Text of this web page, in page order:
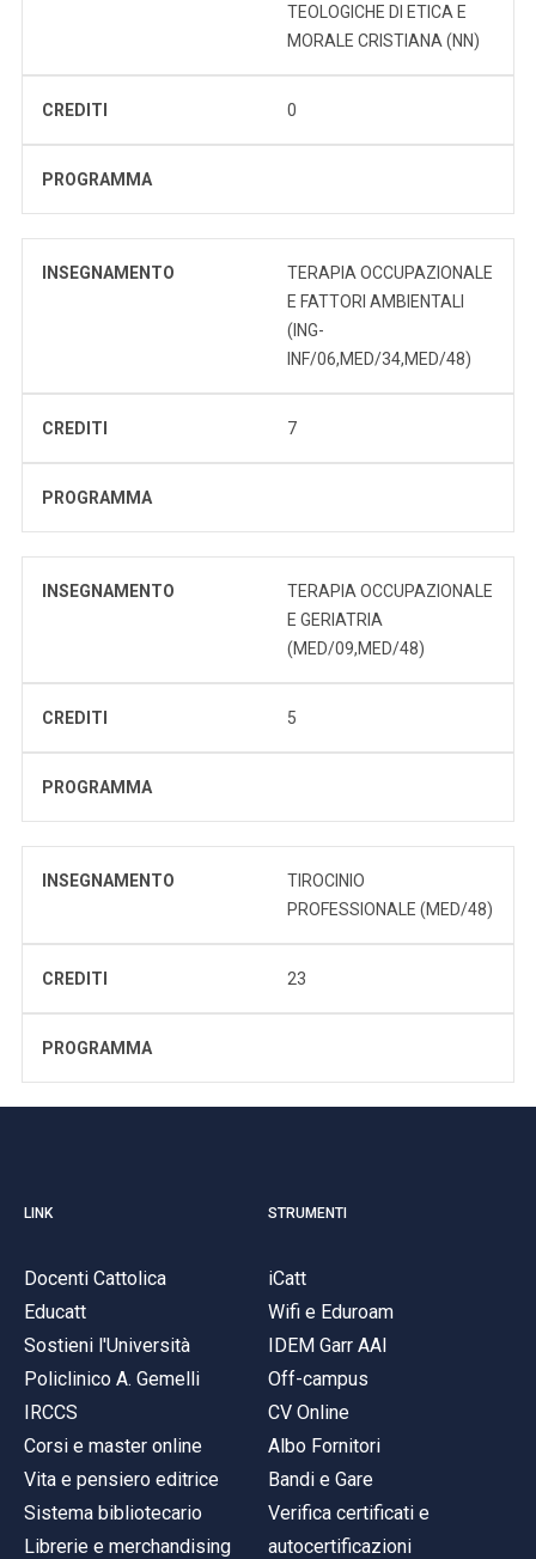
TEOLOGICHE DI ETICA E
MORALE CRISTIANA (NN)
CREDITI 0
PROGRAMMA
INSEGNAMENTO
TERAPIA OCCUPAZIONALE
E FATTORI AMBIENTALI
(ING-
INF/06,MED/34,MED/48)
CREDITI 7
PROGRAMMA
INSEGNAMENTO
TERAPIA OCCUPAZIONALE
E GERIATRIA
(MED/09,MED/48)
CREDITI 5
PROGRAMMA
INSEGNAMENTO
TIROCINIO
PROFESSIONALE (MED/48)
CREDITI 23
PROGRAMMA
LINK
Docenti Cattolica
Educatt
Sostieni l'Università
Policlinico A. Gemelli
IRCCS
Corsi e master online
Vita e pensiero editrice
Sistema bibliotecario
Librerie e merchandising
STRUMENTI
iCatt
Wifi e Eduroam
IDEM Garr AAI
Off-campus
CV Online
Albo Fornitori
Bandi e Gare
Verifica certificati e
autocertificazioni